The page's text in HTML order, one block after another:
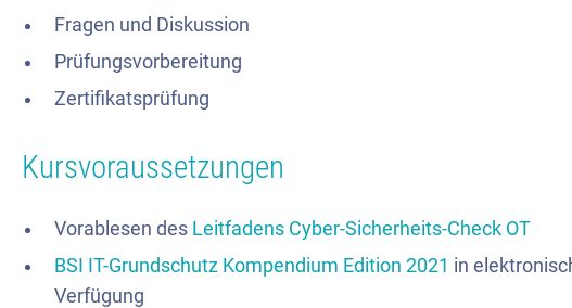
Fragen und Diskussion
Prüfungsvorbereitung
Zertifikatsprüfung
Kursvoraussetzungen
Vorablesen des Leitfadens Cyber-Sicherheits-Check OT
BSI IT-Grundschutz Kompendium Edition 2021 in
Verfügung